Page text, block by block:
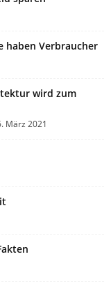
haben Verbraucher
wird zum
März 2021